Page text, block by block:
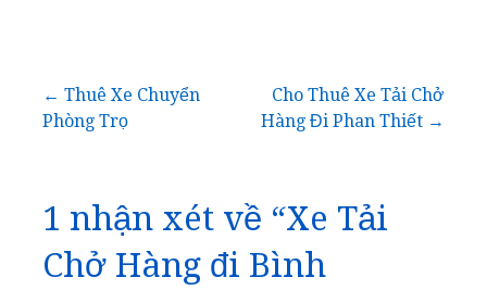
Điều
bài
viết
← Thuê Xe Chuyển
Phòng Trọ
Cho Thuê Xe Tải Chở
Hàng Đi Phan Thiết →
1 nhận xét về “Xe Tải
Chở Hàng đi Bình